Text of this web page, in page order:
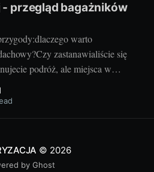
przegląd bagażników
warto
zastanawialiście się
podróż, ale miejsca w
brakować? Rozwiązaniem
To praktyczny dodatek do
© 2026
by Ghost